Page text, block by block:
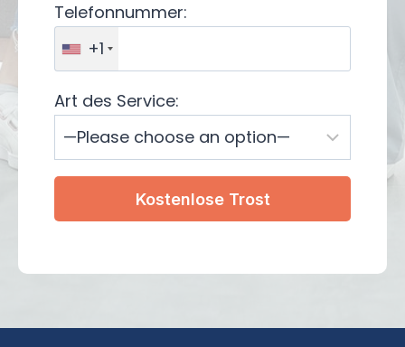
Telefonnummer:
+1
Art des Service: